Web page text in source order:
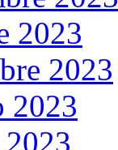
2023
2023
2023